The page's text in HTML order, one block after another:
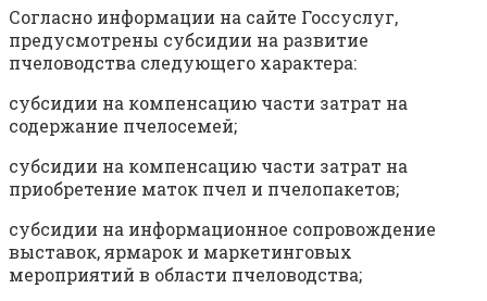
Согласно информации на сайте Госсуслуг,
предусмотрены субсидии на развитие
пчеловодства следующего характера:
субсидии на компенсацию части затрат на
содержание пчелосемей;
субсидии на компенсацию части затрат на
приобретение маток пчел и пчелопакетов;
субсидии на информационное сопровождение
выставок, ярмарок и маркетинговых
мероприятий в области пчеловодства;